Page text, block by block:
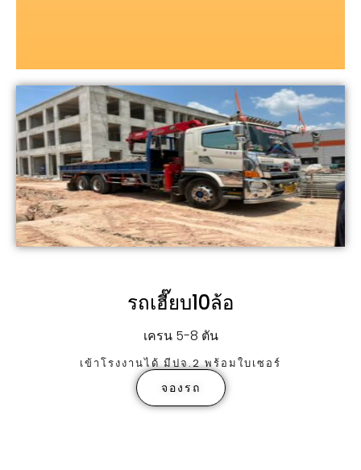
รถเฮี๊ยบ10ล้อ
เครน 5-8 ตัน
เข้าโรงงานได้ มีปจ.2 พร้อมใบเซอร์
จองรถ